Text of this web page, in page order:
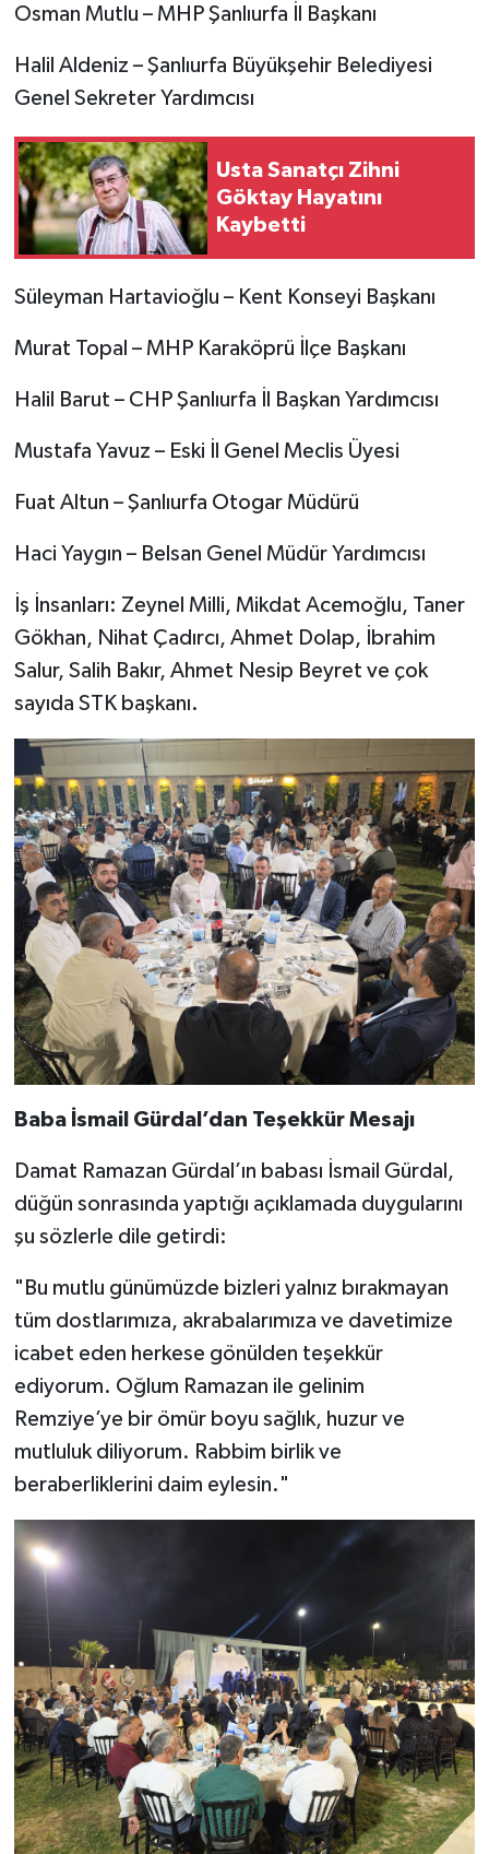
​Osman Mutlu – MHP Şanlıurfa İl Başkanı
​Halil Aldeniz – Şanlıurfa Büyükşehir Belediyesi
Genel Sekreter Yardımcısı
Usta Sanatçı Zihni
Göktay Hayatını
Kaybetti
​Süleyman Hartavioğlu – Kent Konseyi Başkanı
​Murat Topal – MHP Karaköprü İlçe Başkanı
​Halil Barut – CHP Şanlıurfa İl Başkan Yardımcısı
​Mustafa Yavuz – Eski İl Genel Meclis Üyesi
​Fuat Altun – Şanlıurfa Otogar Müdürü
​Haci Yaygın – Belsan Genel Müdür Yardımcısı
​İş İnsanları: Zeynel Milli, Mikdat Acemoğlu, Taner
Gökhan, Nihat Çadırcı, Ahmet Dolap, İbrahim
Salur, Salih Bakır, Ahmet Nesip Beyret ve çok
sayıda STK başkanı.
​Baba İsmail Gürdal’dan Teşekkür Mesajı
​Damat Ramazan Gürdal’ın babası İsmail Gürdal,
düğün sonrasında yaptığı açıklamada duygularını
şu sözlerle dile getirdi:
​"Bu mutlu günümüzde bizleri yalnız bırakmayan
tüm dostlarımıza, akrabalarımıza ve davetimize
icabet eden herkese gönülden teşekkür
ediyorum. Oğlum Ramazan ile gelinim
Remziye’ye bir ömür boyu sağlık, huzur ve
mutluluk diliyorum. Rabbim birlik ve
beraberliklerini daim eylesin."